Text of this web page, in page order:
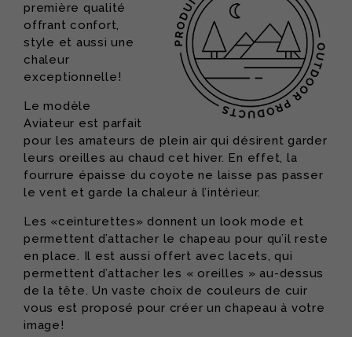
première qualité
offrant confort,
style et aussi une
chaleur
exceptionnelle!
Le modèle
Aviateur est parfait
pour les amateurs de plein air qui désirent garder
leurs oreilles au chaud cet hiver. En effet, la
fourrure épaisse du coyote ne laisse pas passer
le vent et garde la chaleur à l’intérieur.
Les «ceinturettes» donnent un look mode et
permettent d’attacher le chapeau pour qu’il reste
en place. Il est aussi offert avec lacets, qui
permettent d’attacher les « oreilles » au-dessus
de la tête. Un vaste choix de couleurs de cuir
vous est proposé pour créer un chapeau à votre
image!